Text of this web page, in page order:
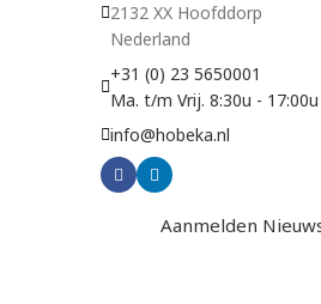
2132 XX Hoofddorp
Nederland
+31 (0) 23 5650001
Ma. t/m Vrij. 8:30u - 17:00u
info@hobeka.nl
Aanmelden